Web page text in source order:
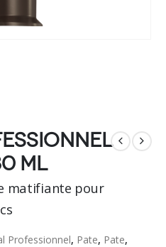
ML
matifiante pour
Professionnel, Pate, Pate,